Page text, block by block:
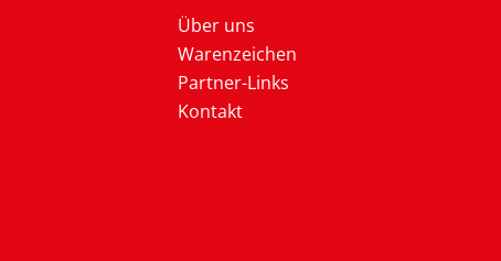
Über uns
Warenzeichen
Partner-Links
Kontakt